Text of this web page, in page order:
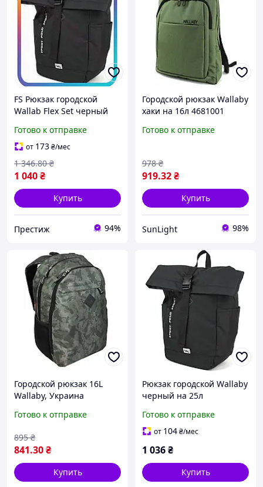
FS Рюкзак городской
Wallab Flex Set черный
работы стильный рюкзак
для повседне SET18-F
Готово к отправке
от 173₴/мес
1 040₴
1 346.80 ₴
Купить
Престиж 94%
Городской рюкзак Wallaby
хаки на 16л 4681001
Готово к отправке
919.32₴
978 ₴
Купить
SunLight 98%
Городской рюкзак 16L
Wallaby, Украина
Готово к отправке
841.30₴
895 ₴
Купить
Рюкзак городской Wallaby
черный на 25л
Готово к отправке
от 104₴/мес
1 036₴
Купить